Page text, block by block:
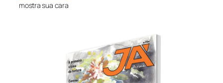
mostra sua cara